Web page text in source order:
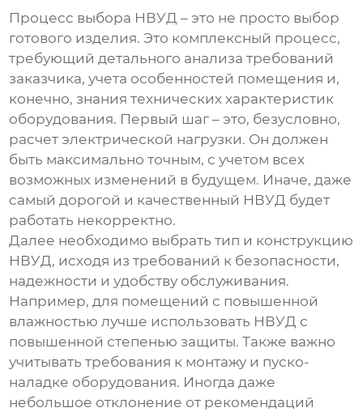
Процесс выбора НВУД – это не просто выбор
готового изделия. Это комплексный процесс,
требующий детального анализа требований
заказчика, учета особенностей помещения и,
конечно, знания технических характеристик
оборудования. Первый шаг – это, безусловно,
расчет электрической нагрузки. Он должен
быть максимально точным, с учетом всех
возможных изменений в будущем. Иначе, даже
самый дорогой и качественный НВУД будет
работать некорректно.
Далее необходимо выбрать тип и конструкцию
НВУД, исходя из требований к безопасности,
надежности и удобству обслуживания.
Например, для помещений с повышенной
влажностью лучше использовать НВУД с
повышенной степенью защиты. Также важно
учитывать требования к монтажу и пуско-
наладке оборудования. Иногда даже
небольшое отклонение от рекомендаций